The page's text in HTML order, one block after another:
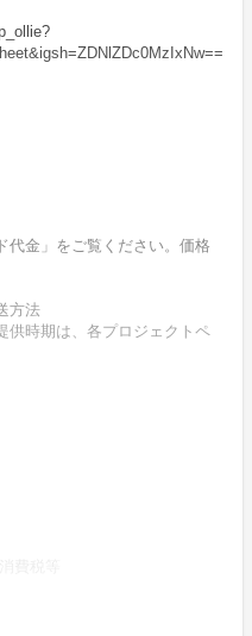
金」をご覧ください。価格
方法
供時期は、各プロジェクトペ